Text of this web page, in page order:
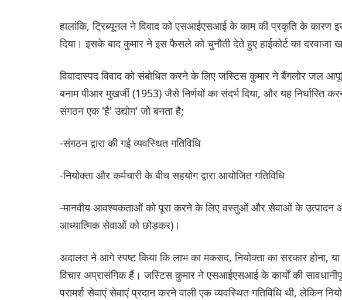
हालांकि, ट्रिब्यूनल ने विवाद को एसआईएसआई के काम की प्रकृति के कारण
दिया। इसके बाद कुमार ने इस फैसले को चुनौती देते हुए हाईकोर्ट का दरवाजा
विवादास्पद विवाद को संबोधित करने के लिए जस्टिस कुमार ने बैंगलोर जल
बनाम पीआर मुखर्जी (1953) जैसे निर्णयों का संदर्भ दिया, और यह निर्धारित
संगठन एक 'है' उद्योग' जो बनता है;
-संगठन द्वारा की गई व्यवस्थित गतिविधि
-नियोक्ता और कर्मचारी के बीच सहयोग द्वारा आयोजित गतिविधि
-मानवीय आवश्यकताओं को पूरा करने के लिए वस्तुओं और सेवाओं के उत्पादन और/
आध्यात्मिक सेवाओं को छोड़कर)।
अदालत ने आगे स्पष्ट किया कि लाभ का मकसद, नियोक्ता का सरकार होना,
विचार अप्रासंगिक हैं। जस्टिस कुमार ने एसआईएसआई के कार्यों की
परामर्श सेवाएं सेवाएं प्रदान करने वाली एक व्यवस्थित गतिविधि थी, लेकिन